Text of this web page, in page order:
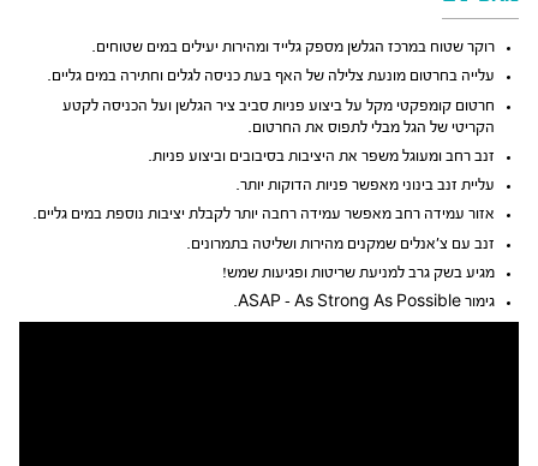
רוקר שטוח במרכז הגלשן מספק גלייד ומהירות יעילים במים שטוחים.
עלייה בחרטום מונעת צלילה של האף בעת כניסה לגלים וחתירה במים גליים.
חרטום קומפקטי מקל על ביצוע פניות סביב ציר הגלשן ועל הכניסה לקטע
הקריטי של הגל מבלי לתפוס את החרטום.
זנב רחב ומעוגל משפר את היציבות בסיבובים וביצוע פניות.
עליית זנב בינוני מאפשר פניות הדוקות יותר.
אזור עמידה רחב מאפשר עמידה רחבה יותר לקבלת יציבות נוספת במים גליים.
זנב עם צ’אנלים שמקנים מהירות ושליטה בתמרונים.
מגיע בשק גרב למניעת שריטות ופגיעות שמש!
גימור ASAP – As Strong As Possible.